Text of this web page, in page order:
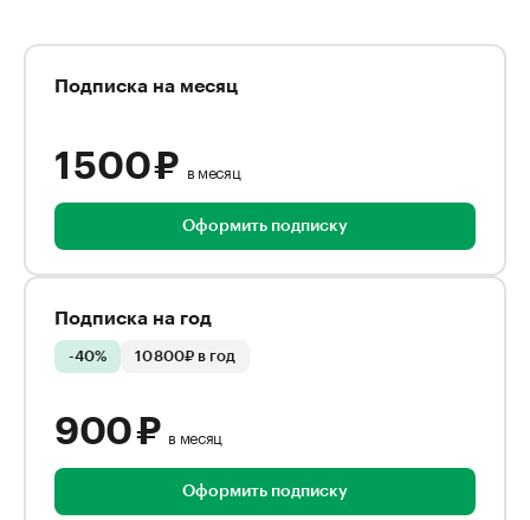
Подписка на месяц
1 500 ₽ в месяц
Оформить подписку
Подписка на год
-40% 10 800₽ в год
900 ₽ в месяц
Оформить подписку